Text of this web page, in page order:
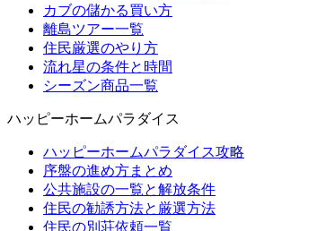
カブの儲かる買い方
離島ツアー一覧
住民厳選のやり方
流れ星の条件と時間
シーズン商品一覧
ハッピーホームパラダイス
ハッピーホームパラダイス攻略
序盤の進め方まとめ
公共施設の一覧と解放条件
住民の勧誘方法と厳選方法
住民の別荘依頼一覧